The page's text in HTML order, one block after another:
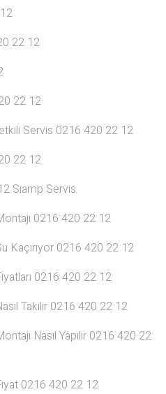
22 12
22 12
Servis 0216 420 22 12
22 12
Sıamp Servis
0216 420 22 12
Kaçırıyor 0216 420 22 12
0216 420 22 12
Takılır 0216 420 22 12
Nasıl Yapılır 0216 420 22
0216 420 22 12